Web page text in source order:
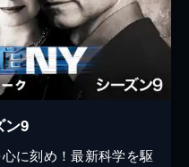
ン9
に刻め！最新科学を駆